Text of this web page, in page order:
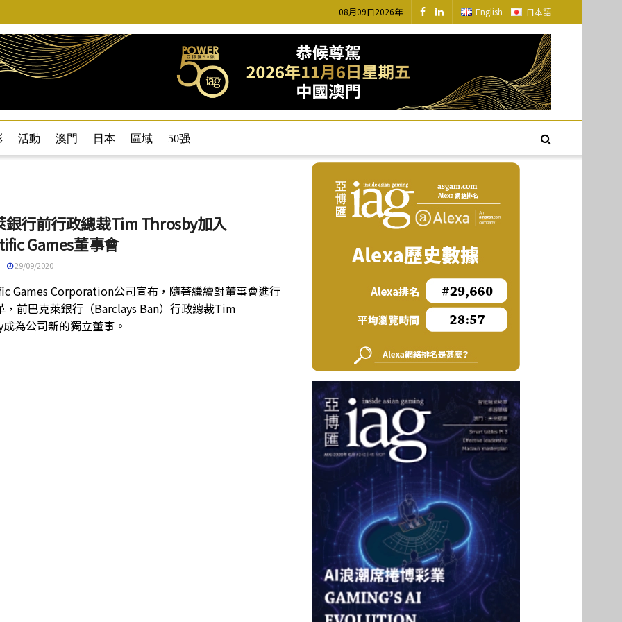
08月09日2026年 English 日本語
活動 澳門 日本 區域 50强
銀行前行政總裁Tim Throsby加入
Games董事會
29/09/2020
Games Corporation公司宣布，隨著繼續對董事會進行
，前巴克萊銀行（Barclays Ban）行政總裁Tim
為公司新的獨立董事。